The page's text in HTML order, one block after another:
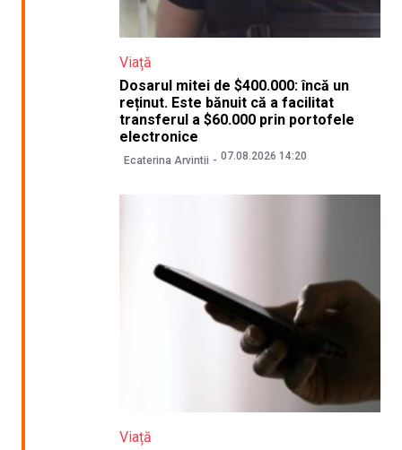
Viață
Dosarul mitei de $400.000: încă un
reținut. Este bănuit că a facilitat
transferul a $60.000 prin portofele
electronice
Ecaterina Arvintii 07.08.2026 14:20
Viață